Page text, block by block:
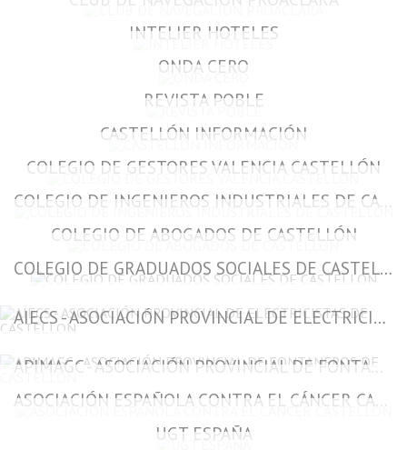
INTELIER HOTELES
ONDA CERO
REVISTA POBLE
CASTELLÓN INFORMACIÓN
COLEGIO DE GESTORES VALENCIA CASTELLÓN
COLEGIO DE INGENIEROS INDUSTRIALES DE CASTELLÓN
COLEGIO DE ABOGADOS DE CASTELLÓN
COLEGIO DE GRADUADOS SOCIALES DE CASTELLÓN
AIECS - ASOCIACIÓN PROVINCIAL DE ELECTRICISTAS DE CASTELLON
APIMAGC - ASOCIACIÓN PROVINCIAL DE FONTANEROS DE CASTELLON
ASOCIACIÓN ESPAÑOLA CONTRA EL CÁNCER CASTELLÓN
UGT ESPAÑA